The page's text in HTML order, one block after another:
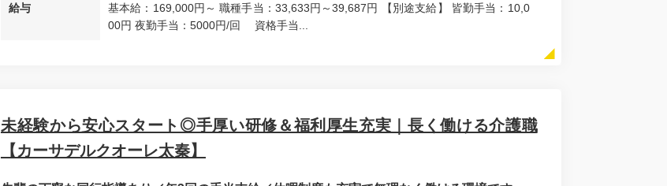
給与
基本給：169,000円～ 職種手当：33,633円～39,687円 【別途支給】 皆勤手当：10,0
00円 夜勤手当：5000円/回 資格手当...
未経験から安心スタート◎手厚い研修＆福利厚生充実｜長く働ける介護職
【カーサデルクオーレ太秦】